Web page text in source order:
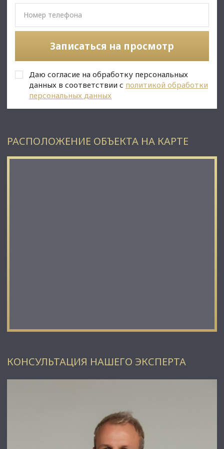
КОНСУЛЬТАЦИЯ НАШЕГО ЭКСПЕРТА
• Все коммуникации: телефонные линии, водоснабжение,
канализация, теплоснабжение;
Записаться на просмотр
Даю согласие на обработку персональных
данных в соответствии с политикой обработки
персональных данных
РАСПОЛОЖЕНИЕ ОБЪЕКТА НА КАРТЕ